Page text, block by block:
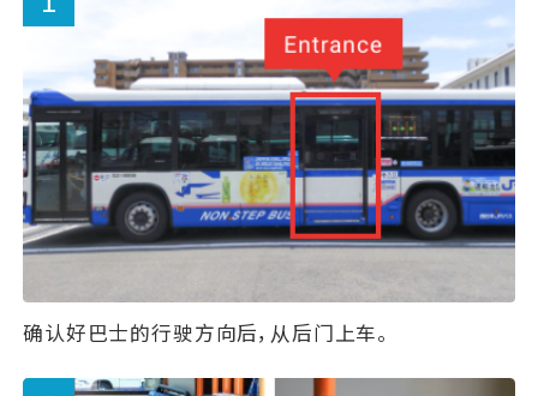
确认好巴士的行驶方向后，从后门上车。